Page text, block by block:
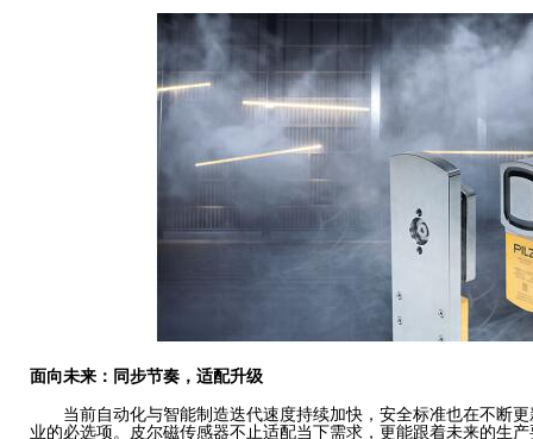
面向未来：同步节奏，适配升级
当前自动化与智能制造迭代速度持续加快，安全标准也在不断
业的必选项。皮尔磁传感器不止适配当下需求，更能跟着未来的生